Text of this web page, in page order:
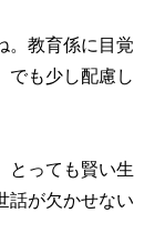
。教育係に目覚
でも少し配慮し
とっても賢い生
話が欠かせない